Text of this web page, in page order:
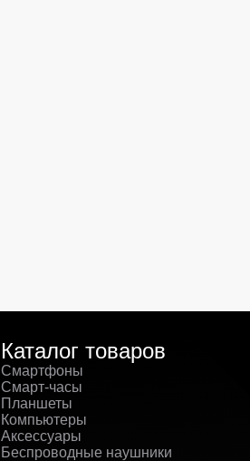
Каталог товаров
Смартфоны
Смарт-часы
Планшеты
Компьютеры
Аксессуары
Беспроводные наушники